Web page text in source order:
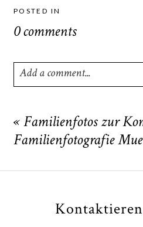
POSTED IN
0 comments
Add a comment...
are marked *
« Familienfotos zur
Familienfotografie